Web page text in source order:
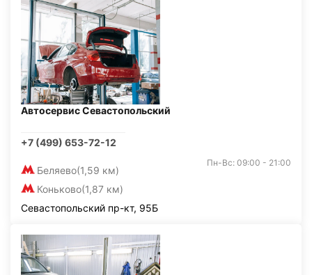
Автосервис Севастопольский
+7 (499) 653-72-12
Беляево(1,59 км)
Коньково(1,87 км)
Пн-Вс: 09:00 - 21:00
Севастопольский пр-кт, 95Б